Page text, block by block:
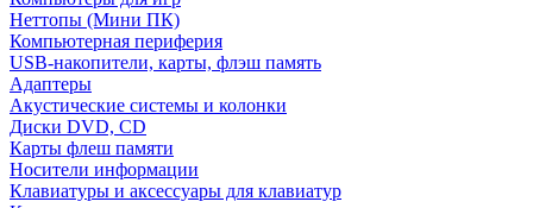
Неттопы (Мини ПК)
Компьютерная периферия
USB-накопители, карты, флэш память
Адаптеры
Акустические системы и колонки
Диски DVD, CD
Карты флеш памяти
Носители информации
Клавиатуры и аксессуары для клавиатур